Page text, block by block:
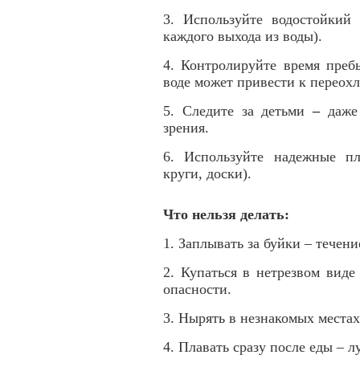
3. Используйте
каждого выхода из воды).
4. Контролируйте время
воде может привести к
5. Следите за детьми –
зрения.
6. Используйте надежные
круги, доски).
Что нельзя делать:
1. Заплывать за буйки –
2. Купаться в нетрезвом
опасности.
3. Нырять в незнакомых
4. Плавать сразу после еды –